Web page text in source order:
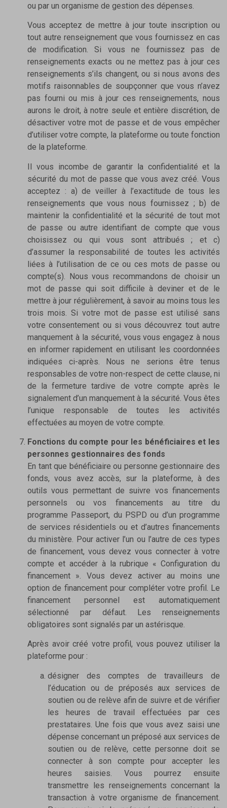
ou par un organisme de gestion des dépenses.
Vous acceptez de mettre à jour toute inscription ou
tout autre renseignement que vous fournissez en cas
de modification. Si vous ne fournissez pas de
renseignements exacts ou ne mettez pas à jour ces
renseignements s’ils changent, ou si nous avons des
motifs raisonnables de soupçonner que vous n’avez
pas fourni ou mis à jour ces renseignements, nous
aurons le droit, à notre seule et entière discrétion, de
désactiver votre mot de passe et de vous empêcher
d’utiliser votre compte, la plateforme ou toute fonction
de la plateforme.
Il vous incombe de garantir la confidentialité et la
sécurité du mot de passe que vous avez créé. Vous
acceptez : a) de veiller à l’exactitude de tous les
renseignements que vous nous fournissez ; b) de
maintenir la confidentialité et la sécurité de tout mot
de passe ou autre identifiant de compte que vous
choisissez ou qui vous sont attribués ; et c)
d’assumer la responsabilité de toutes les activités
liées à l’utilisation de ce ou ces mots de passe ou
compte(s). Nous vous recommandons de choisir un
mot de passe qui soit difficile à deviner et de le
mettre à jour régulièrement, à savoir au moins tous les
trois mois. Si votre mot de passe est utilisé sans
votre consentement ou si vous découvrez tout autre
manquement à la sécurité, vous vous engagez à nous
en informer rapidement en utilisant les coordonnées
indiquées ci-après. Nous ne serions être tenus
responsables de votre non-respect de cette clause, ni
de la fermeture tardive de votre compte après le
signalement d’un manquement à la sécurité. Vous êtes
l’unique responsable de toutes les activités
effectuées au moyen de votre compte.
Fonctions du compte pour les bénéficiaires et les
personnes gestionnaires des fonds
En tant que bénéficiaire ou personne gestionnaire des
fonds, vous avez accès, sur la plateforme, à des
outils vous permettant de suivre vos financements
personnels ou vos financements au titre du
programme Passeport, du PSPD ou d’un programme
de services résidentiels ou et d’autres financements
du ministère. Pour activer l’un ou l’autre de ces types
de financement, vous devez vous connecter à votre
compte et accéder à la rubrique « Configuration du
financement ». Vous devez activer au moins une
option de financement pour compléter votre profil. Le
financement personnel est automatiquement
sélectionné par défaut. Les renseignements
obligatoires sont signalés par un astérisque.
Après avoir créé votre profil, vous pouvez utiliser la
plateforme pour :
désigner des comptes de travailleurs de
l’éducation ou de préposés aux services de
soutien ou de relève afin de suivre et de vérifier
les heures de travail effectuées par ces
prestataires. Une fois que vous avez saisi une
dépense concernant un préposé aux services de
soutien ou de relève, cette personne doit se
connecter à son compte pour accepter les
heures saisies. Vous pourrez ensuite
transmettre les renseignements concernant la
transaction à votre organisme de financement.